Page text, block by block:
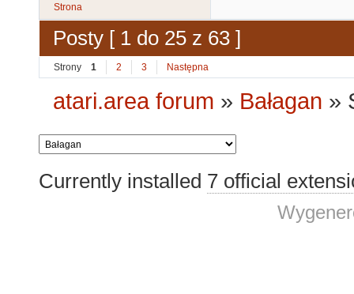
Strona
Posty [ 1 do 25 z 63 ]
Strony 1 2 3 Następna
atari.area forum » Bałagan »
Currently installed 7 official